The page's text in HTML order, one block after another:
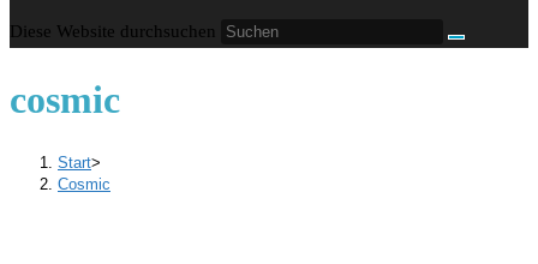
Diese Website durchsuchen
cosmic
Start>
Cosmic